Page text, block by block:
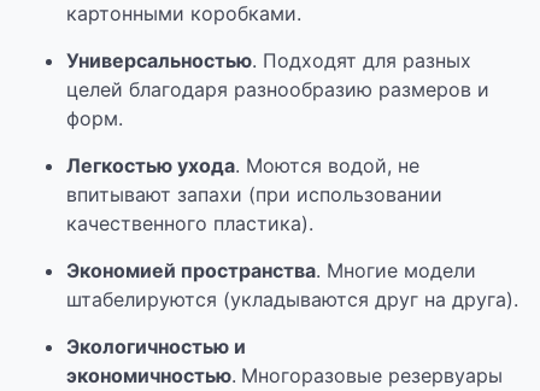
картонными коробками.
Универсальностью. Подходят для разных
целей благодаря разнообразию размеров и
форм.
Легкостью ухода. Моются водой, не
впитывают запахи (при использовании
качественного пластика).
Экономией пространства. Многие модели
штабелируются (укладываются друг на друга).
Экологичностью и
экономичностью. Многоразовые резервуары